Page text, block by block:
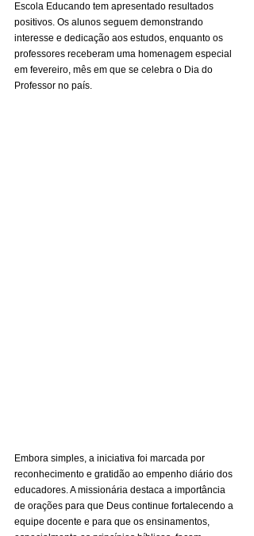
Escola Educando tem apresentado resultados
positivos. Os alunos seguem demonstrando
interesse e dedicação aos estudos, enquanto os
professores receberam uma homenagem especial
em fevereiro, mês em que se celebra o Dia do
Professor no país.
Embora simples, a iniciativa foi marcada por
reconhecimento e gratidão ao empenho diário dos
educadores. A missionária destaca a importância
de orações para que Deus continue fortalecendo a
equipe docente e para que os ensinamentos,